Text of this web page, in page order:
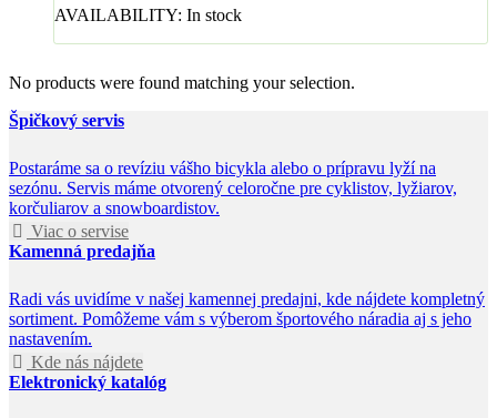
AVAILABILITY: In stock
No products were found matching your selection.
Špičkový servis
Postaráme sa o revíziu vášho bicykla alebo o prípravu lyží na
sezónu. Servis máme otvorený celoročne pre cyklistov, lyžiarov,
korčuliarov a snowboardistov.
Viac o servise
Kamenná predajňa
Radi vás uvidíme v našej kamennej predajni, kde nájdete kompletný
sortiment. Pomôžeme vám s výberom športového náradia aj s jeho
nastavením.
Kde nás nájdete
Elektronický katalóg